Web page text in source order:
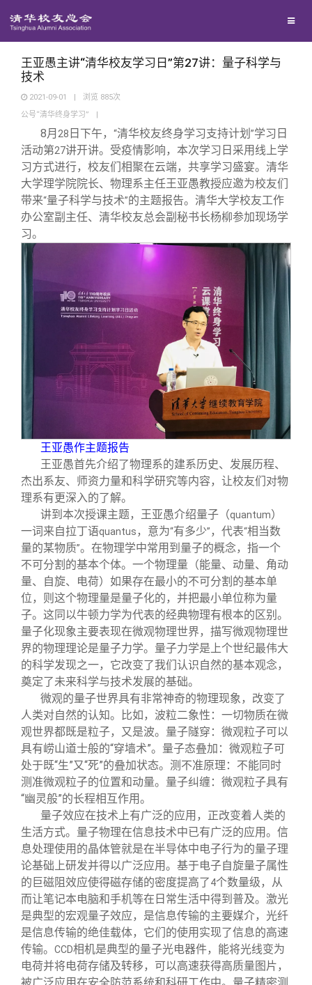
地区联络
年级联络
院系校友工作
专业委员会
回馈母校
捐赠项目
捐赠新闻
捐赠纪事
媒体平台
《清华校友通讯》
《水木清华》
百年清华
清华人物
校友文苑
校友讲坛
校友视界
校友服务
三创大赛
实用信息
会长致辞
总会章程
理事会名单
制度法规
联系我们
王亚愚主讲“清华校友学习日”第27讲：量子科学与
技术
2021-09-01 | 浏览 885次
公号“清华终身学习”
|
8月 28 日下午， “清华校友终身学习支持计划 ”学习日
活动第27讲开讲。受疫情影响，本次学习日采用线上学
习方式进行，校友们相聚在云端，共享学习盛宴。清华
大学理学院院长、物理系主任王亚愚教授应邀为校友们
带来“量子科学与技术”的主题报告。清华大学校友工作
办公室副主任、清华校友总会副秘书长杨柳参加现场学
习。
王亚愚作主题报告
王亚愚首先介绍了物理系的建系历史、发展历程、
杰出系友、师资力量和科学研究等内容，让校友们对物
理系有更深入的了解。
讲到本次授课主题，王亚愚介绍量子（quantum）
一词来自拉丁语quantus ，意为“有多少” ，代表“相当数
量的某物质”。在物理学中常用到量子的概念，指一个
不可分割的基本个体。一个物理量（能量、动量、角动
量、自旋、电荷）如果存在最小的不可分割的基本单
位，则这个物理量是量子化的，并把最小单位称为量
子。这同以牛顿力学为代表的经典物理有根本的区别。
量子化现象主要表现在微观物理世界，描写微观物理世
界的物理理论是量子力学。量子力学是上个世纪最伟大
的科学发现之一，它改变了我们认识自然的基本观念，
奠定了未来科学与技术发展的基础。
微观的量子世界具有非常神奇的物理现象，改变了
人类对自然的认知。比如，波粒二象性：一切物质在微
观世界都既是粒子，又是波。量子隧穿：微观粒子可以
具有崂山道士般的“穿墙术”。量子态叠加：微观粒子可
处于既“生”又“死”的叠加状态。测不准原理：不能同时
测准微观粒子的位置和动量。量子纠缠：微观粒子具有
“幽灵般”的长程相互作用。
量子效应在技术上有广泛的应用，正改变着人类的
生活方式。量子物理在信息技术中已有广泛的应用。信
息处理使用的晶体管就是在半导体中电子行为的量子理
论基础上研发并得以广泛应用。基于电子自旋量子属性
的巨磁阻效应使得磁存储的密度提高了4个数量级，从
而让笔记本电脑和手机等在日常生活中得到普及。激光
是典型的宏观量子效应，是信息传输的主要媒介，光纤
是信息传输的绝佳载体，它们的使用实现了信息的高速
传输。 CCD相机是典型的量子光电器件，能将光线变为
电荷并将电荷存储及转移，可以高速获得高质量图片，